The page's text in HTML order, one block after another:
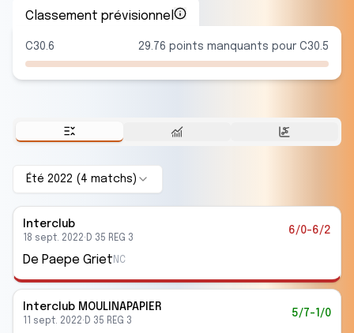
Classement prévisionnel
C30.6 29.76 points manquants pour C30.5
Été 2022 ( 4 matchs )
Interclub
18 sept. 2022· D 35 REG 3
6/0-6/2
De Paepe Griet NC
Interclub MOULINAPAPIER
11 sept. 2022· D 35 REG 3
5/7-1/0